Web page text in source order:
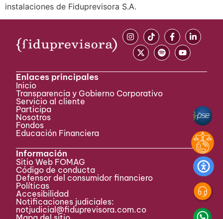
instalaciones de Fiduprevisora S.A.
Enlaces principales
Inicio
Transparencia y Gobierno Corporativo
Servicio al cliente
Participa ​
Nosotros
Fondos
Educación Financiera
Información
Sitio Web FOMAG
Código de conducta
Defensor del consumidor financiero
Políticas
Accesibilidad
Notificaciones judiciales:
notjudicial@fiduprevisora.com.co